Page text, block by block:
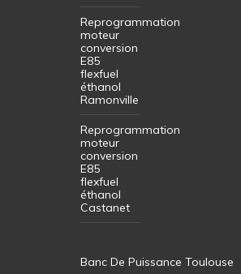
Reprogrammation
moteur
conversion
E85
flexfuel
éthanol
Ramonville
Reprogrammation
moteur
conversion
E85
flexfuel
éthanol
Castanet
Banc De Puissance Toulouse